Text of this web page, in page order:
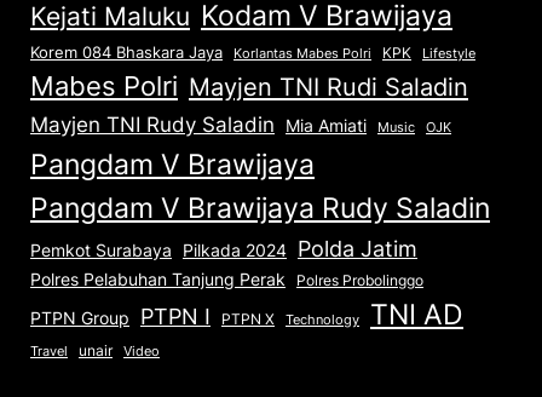
Kejati Maluku Kodam V Brawijaya
Korem 084 Bhaskara Jaya Korlantas Mabes Polri KPK Lifestyle
Mabes Polri Mayjen TNI Rudi Saladin
Mayjen TNI Rudy Saladin Mia Amiati Music OJK
Pangdam V Brawijaya
Pangdam V Brawijaya Rudy Saladin
Pemkot Surabaya Pilkada 2024 Polda Jatim
Polres Pelabuhan Tanjung Perak Polres Probolinggo
PTPN Group PTPN I PTPN X Technology TNI AD
Travel unair Video